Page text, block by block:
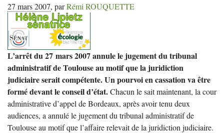
27 mars 2007, parRémi ROUQUETTE
L’arrêt du 27 mars 2007 annule le jugement du tribunal
administratif de Toulouse au motif que la juridiction
judiciaire serait compétente. Un pourvoi en cassation va être
formé devant le conseil d’état.Chacun le sait maintenant, la cour
administrative d’appel de Bordeaux, après avoir tenu deux
audiences, a annulé le jugement du tribunal administratif de
Toulouse au motif que l’affaire relevait de la juridiction judiciaire.